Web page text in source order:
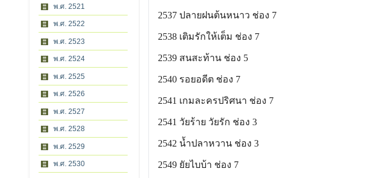
พ.ศ. 2521
พ.ศ. 2522
พ.ศ. 2523
พ.ศ. 2524
พ.ศ. 2525
พ.ศ. 2526
พ.ศ. 2527
พ.ศ. 2528
พ.ศ. 2529
พ.ศ. 2530
2537 ปลายฝนต้นหนาว ช่อง 7
2538 เติมรักให้เต็ม ช่อง 7
2539 สนสะท้าน ช่อง 5
2540 รอยอดีต ช่อง 7
2541 เกมละครปริศนา ช่อง 7
2541 วัยร้าย วัยรัก ช่อง 3
2542 น้ำปลาหวาน ช่อง 3
2549 ยัยไบบ้า ช่อง 7